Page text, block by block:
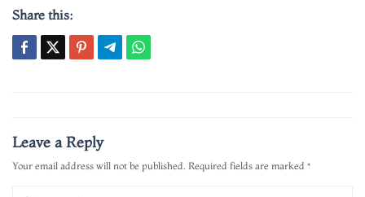
Share this:
navigation
Leave a Reply
Your email address will not be published. Required fields are marked *